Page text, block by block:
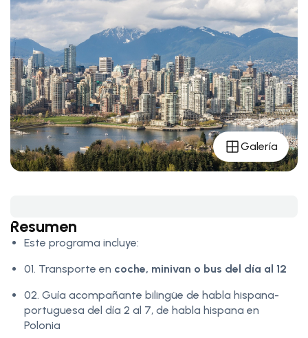
Galería
Resumen
Este programa incluye:
01. Transporte en coche, minivan o bus del día al 12
02. Guía acompañante bilingüe de habla hispana-
portuguesa del día 2 al 7, de habla hispana en
Polonia